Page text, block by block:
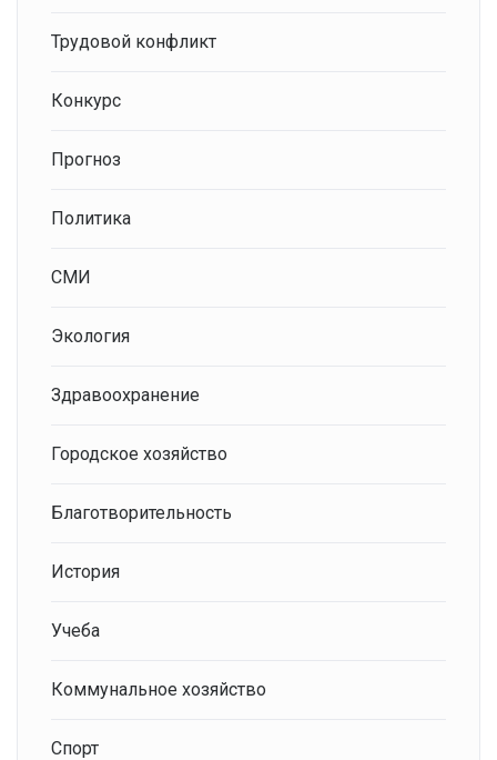
Трудовой конфликт
Конкурс
Прогноз
Политика
СМИ
Экология
Здравоохранение
Городское хозяйство
Благотворительность
История
Учеба
Коммунальное хозяйство
Спорт